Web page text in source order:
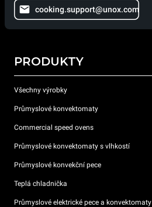
cooking.support@unox.com
PRODUKTY
Všechny výrobky
Průmyslové konvektomaty
Commercial speed ovens
Průmyslové konvektomaty s vlhkostí
Průmyslové konvekční pece
Teplá chladnička
Průmyslové elektrické pece a konvektomaty